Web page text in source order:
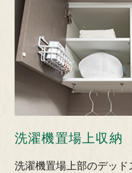
洗濯機置場上収納
洗濯機置場上部のデッド